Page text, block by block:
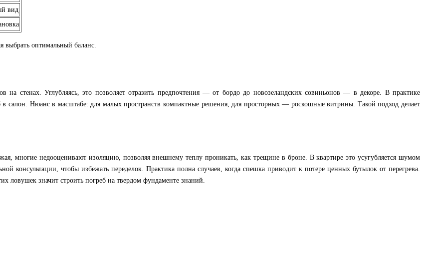
вид
выбрать оптимальный баланс.
на стенах. Углубляясь, это позволяет отразить предпочтения — от бордо до новозеландских совиньонов — в декоре. В практике
салон. Нюанс в масштабе: для малых пространств компактные решения, для просторных — роскошные витрины. Такой подход делает
многие недооценивают изоляцию, позволяя внешнему теплу проникать, как трещине в броне. В квартире это усугубляется шумом
консультации, чтобы избежать переделок. Практика полна случаев, когда спешка приводит к потере ценных бутылок от перегрева.
ловушек значит строить погреб на твердом фундаменте знаний.